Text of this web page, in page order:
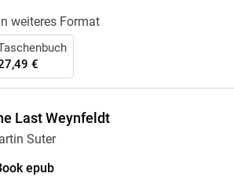
weiteres Format
€
Last Weynfeldt
Suter
epub